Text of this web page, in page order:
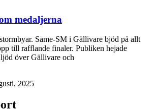
medaljerna
Same-SM i Gällivare bjöd på allt
till rafflande finaler. Publiken hejade
över Gällivare och
2025